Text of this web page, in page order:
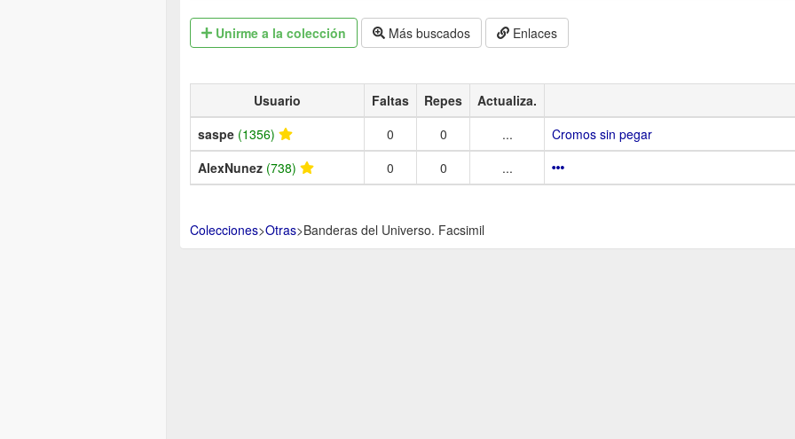
Unirme a la colección Más buscados Enlaces
Usuario Faltas Repes Actualiza.
saspe (1356) 0 0 ...
Cromos sin pegar
AlexNunez (738) 0 0 ...
Colecciones>Otras>Banderas del Universo. Facsimil